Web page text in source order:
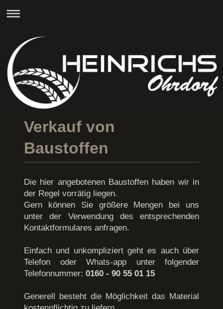
Verkauf von
Baustoffen
Die hier angebotenen Baustoffen haben wir in
der Regel vorrätig liegen.
Gern können Sie größere Mengen bei uns
unter der Verwendung des entsprechenden
Kontaktformulares anfragen.
Einfach und unkompliziert geht es auch über
Telefon oder Whats-app unter folgender
Telefonnummer: 0160 - 90 55 01 15
Generell besteht die Möglichkeit das Material